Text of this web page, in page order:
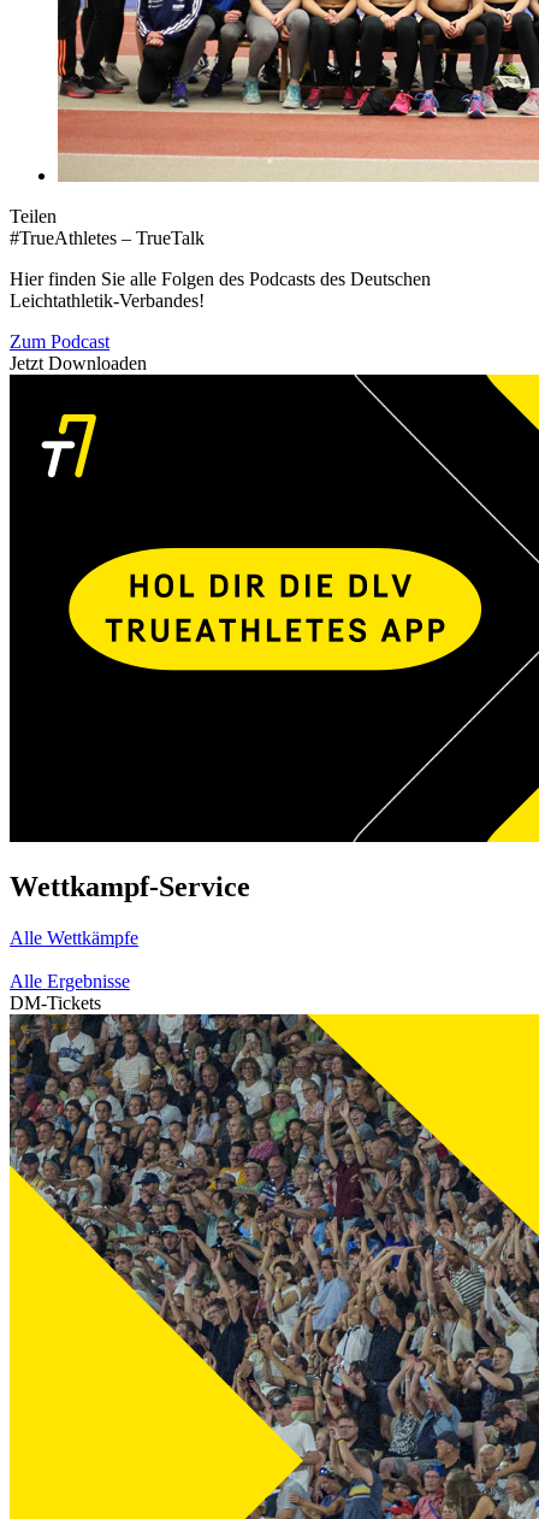
Teilen
#TrueAthletes – TrueTalk
Hier finden Sie alle Folgen des Podcasts des Deutschen
Leichtathletik-Verbandes!
Zum Podcast
Jetzt Downloaden
Wettkampf-Service
Alle Wettkämpfe
Alle Ergebnisse
DM-Tickets